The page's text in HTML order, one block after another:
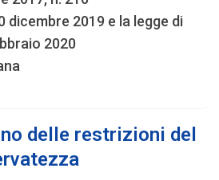
dicembre 2019 e la legge di
2020
delle restrizioni del